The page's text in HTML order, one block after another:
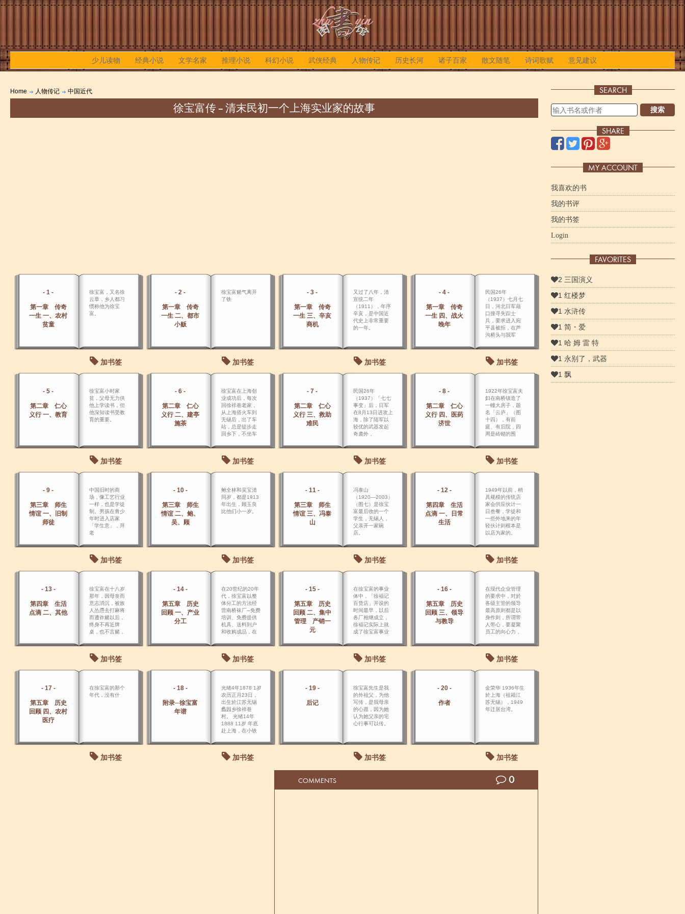
少儿读物 经典小说 文学名家 推理小说 科幻小说 武侠经典 人物传记 历史长河 诸子百家 散文随笔 诗词歌赋 意见建议
Home 人物传记 中国近代
徐宝富传 -- 清末民初一个上海实业家的故事
- 1 -
第一章 传奇
一生 一、农村
贫童
徐宝富，又名徐
云章，乡人都习
惯称他为徐宝
富。
加书签
- 2 -
第一章 传奇
一生 二、都市
小贩
徐宝富赌气离开
了铁
加书签
- 3 -
第一章 传奇
一生 三、辛亥
商机
又过了八年，清
宣统二年
（1911），年序
辛亥，是中国近
代史上非常重要
的一年。
加书签
- 4 -
第一章 传奇
一生 四、战火
晚年
民国26年
（1937）七月七
日，河北日军藉
口搜寻失踪士
兵，要求进入宛
平县被拒，在芦
沟桥头与我军
加书签
- 5 -
第二章 仁心
义行 一、教育
徐宝富小时家
贫，父母无力供
他上学读书，但
他深知读书受教
育的重要。
加书签
- 6 -
第二章 仁心
义行 二、建亭
施茶
徐宝富在上海创
业成功后，每次
回徐祥巷老家，
从上海搭火车到
无锡后，出了车
站，总是徒步走
回乡下，不坐车
加书签
- 7 -
第二章 仁心
义行 三、救助
难民
民国26年
（1937）「七七
事变」后，日军
在8月13日进攻上
海，除了陆军以
较优的武器发起
奇袭外，
加书签
- 8 -
第二章 仁心
义行 四、医药
济世
1922年徐宝富夫
妇在南桥镇造了
一幢大房子，题
名「云庐」（图
十四），有前
庭、有后院，四
周是砖砌的围
都雕了花。
加书签
- 9 -
第三章 师生
情谊 一、旧制
师徒
中国旧时的商
场，像工艺行业
一样，也是学徒
制。男孩在青少
年时进入店家
「学生意」，拜
老
加书签
- 10 -
第三章 师生
情谊 二、鲍、
吴、顾
鲍全林和吴宝清
同岁，都是1913
年出生，顾玉良
比他们小一岁。
加书签
- 11 -
第三章 师生
情谊 三、冯泰
山
冯泰山
（1920―2003）
（图七）是徐宝
富最后收的一个
学生，无锡人，
父亲开一家碗
店。
加书签
- 12 -
第四章 生活
点滴 一、日常
生活
1949年以前，稍
具规模的传统店
家会供应伙计一
日叁餐，学徒和
一些外地来的年
轻伙计则根本是
以店为家的。
加书签
- 13 -
第四章 生活
点滴 二、其他
徐宝富在十八岁
那年，因母丧而
意志消沉，被族
人怂恿去打麻将
而遭诈赌以后，
终身不再近牌
桌，也不言赌，
例外。
加书签
- 14 -
第五章 历史
回顾 一、产业
分工
在20世纪的20年
代，徐宝富以整
体分工的方法经
营南桥袜厂─免费
培训、免费提供
机具、送料到户
和收购成品，在
举。
加书签
- 15 -
第五章 历史
回顾 二、集中
管理 产销一
元
在徐宝富的事业
体中，「徐福记
百货店」开设的
时间最早，以后
各厂相继成立，
徐福记实际上就
成了徐宝富事业
加书签
- 16 -
第五章 历史
回顾 三、领导
与教导
在现代企业管理
的要求中，对於
各级主管的领导
最高原则都是以
身作则，所谓带
人带心，要凝聚
员工的向心力，
义，则是寓领导
於教导。
加书签
- 17 -
第五章 历史
回顾 四、农村
医疗
在徐宝富的那个
年代，没有什
加书签
- 18 -
附录─徐宝富
年谱
光绪4年1878 1岁
农历正月23日，
出生於江苏无锡
蠡园乡徐祥巷
村。 光绪14年
1888 11岁 年底
赴上海，在小铁
加书签
- 19 -
后记
徐宝富先生是我
的外祖父，为他
写传，是我母亲
的心愿，因为她
认为她父亲的宅
心行事可以传。
加书签
- 20 -
作者
金荣华 1936年生
於上海（祖籍江
苏无锡），1949
年迁居台湾。
加书签
COMMENTS 0
SEARCH
搜索
SHARE
MY ACCOUNT
我喜欢的书
我的书评
我的书签
Login
FAVORITES
2 三国演义
1 红楼梦
1 水浒传
1 简・爱
1 哈 姆 雷 特
1 永别了，武器
1 飘